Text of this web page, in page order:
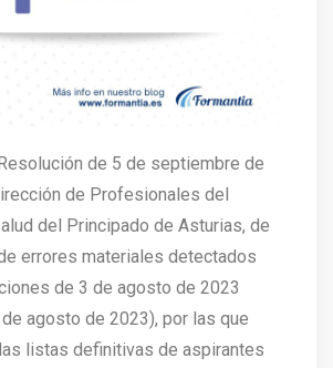
de 5 de septiembre de
de Profesionales del
del Principado de Asturias, de
errores materiales detectados
de 3 de agosto de 2023
agosto de 2023), por las que
listas definitivas de aspirantes